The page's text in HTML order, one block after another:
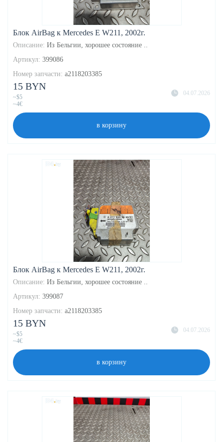
Блок AirBag к Mercedes E W211, 2002г.
Описание: Из Бельгии, хорошее состояние ..
Артикул: 399086
Номер запчасти: a2118203385
04.07.2026
15 BYN
~$5
~4€
в корзину
Блок AirBag к Mercedes E W211, 2002г.
Описание: Из Бельгии, хорошее состояние ..
Артикул: 399087
Номер запчасти: a2118203385
04.07.2026
15 BYN
~$5
~4€
в корзину